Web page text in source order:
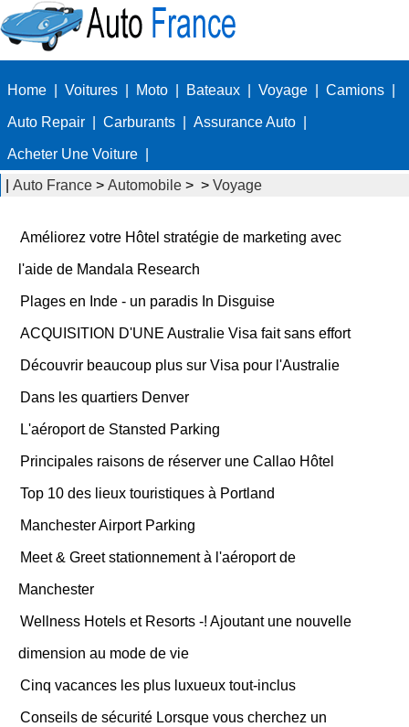
Home Voitures Moto Bateaux Voyage Camions
Auto Repair Carburants Assurance Auto
Acheter Une Voiture
Auto France > Automobile > > Voyage
Améliorez votre Hôtel stratégie de marketing avec
l'aide de Mandala Research
Plages en Inde - un paradis In Disguise
ACQUISITION D'UNE Australie Visa fait sans effort
Découvrir beaucoup plus sur Visa pour l'Australie
Dans les quartiers Denver
L'aéroport de Stansted Parking
Principales raisons de réserver une Callao Hôtel
Top 10 des lieux touristiques à Portland
Manchester Airport Parking
Meet & Greet stationnement à l'aéroport de
Manchester
Wellness Hotels et Resorts -! Ajoutant une nouvelle
dimension au mode de vie
Cinq vacances les plus luxueux tout-inclus
Conseils de sécurité Lorsque vous cherchez un